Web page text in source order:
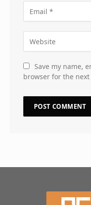
Save my name,
browser for the